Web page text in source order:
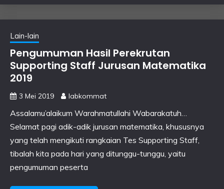
Lain-lain
Pengumuman Hasil Perekrutan
Supporting Staff Jurusan Matematika
2019
3 Mei 2019 labkommat
Assalamu’alaikum Warahmatullahi Wabarakatuh…
Selamat pagi adik-adik jurusan matematika, khususnya
yang telah mengikuti rangkaian Tes Supporting Staff,
tibalah kita pada hari yang ditunggu-tunggu, yaitu
pengumuman peserta